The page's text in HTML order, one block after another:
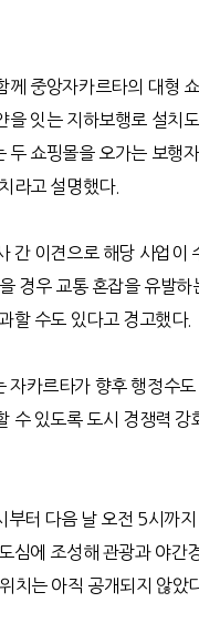
께 중앙자카르타의 대형
을 잇는 지하보행로 설치
두 쇼핑몰을 오가는 보행
라고 설명했다.
간 이견으로 해당 사업이
경우 교통 혼잡을 유발하
할 수도 있다고 경고했다.
자카르타가 향후 행정수도
수 있도록 도시 경쟁력 강
부터 다음 날 오전 5시까
심에 조성해 관광과 야간
치는 아직 공개되지 않았